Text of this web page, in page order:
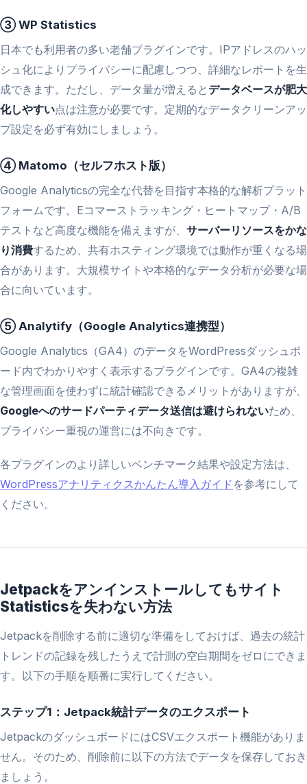
③ WP Statistics
日本でも利用者の多い老舗プラグインです。IPアドレスのハッ
シュ化によりプライバシーに配慮しつつ、詳細なレポートを生
成できます。ただし、データ量が増えると データベースが肥大
化しやすい点は注意が必要です。定期的なデータクリーンアッ
プ設定を必ず有効にしましょう。
④ Matomo（セルフホスト版）
Google Analyticsの完全な代替を目指す本格的な解析プラット
フォームです。Eコマーストラッキング・ヒートマップ・A/B
テストなど高度な機能を備えますが、 サーバーリソースをかな
り消費するため、共有ホスティング環境では動作が重くなる場
合があります。大規模サイトや本格的なデータ分析が必要な場
合に向いています。
⑤ Analytify（Google Analytics連携型）
Google Analytics（GA4）のデータをWordPressダッシュボ
ード内でわかりやすく表示するプラグインです。GA4の複雑
な管理画面を使わずに統計確認できるメリットがありますが、
Googleへのサードパーティデータ送信は避けられないため、
プライバシー重視の運営には不向きです。
各プラグインのより詳しいベンチマーク結果や設定方法は、
WordPressアナリティクスかんたん導入ガイド を参考にして
ください。
Jetpackをアンインストールしてもサイト
Statisticsを失わない方法
Jetpackを削除する前に適切な準備をしておけば、過去の統計
トレンドの記録を残したうえで計測の空白期間をゼロにできま
す。以下の手順を順番に実行してください。
ステップ1：Jetpack統計データのエクスポート
JetpackのダッシュボードにはCSVエクスポート機能がありま
せん。そのため、削除前に以下の方法でデータを保存しておき
ましょう。